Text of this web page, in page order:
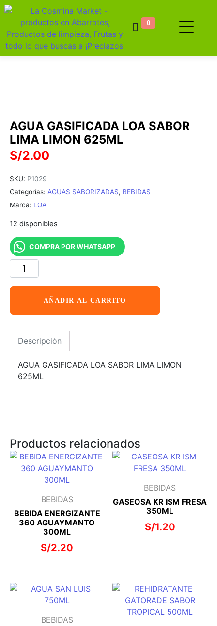
0
AGUA GASIFICADA LOA SABOR
LIMA LIMON 625ML
S/2.00
SKU: P1029
Categorías: AGUAS SABORIZADAS, BEBIDAS
Marca: LOA
12 disponibles
COMPRA POR WHATSAPP
AÑADIR AL CARRITO
Descripción
AGUA GASIFICADA LOA SABOR LIMA LIMON
625ML
Productos relacionados
BEBIDAS
BEBIDA ENERGIZANTE
360 AGUAYMANTO
300ML
S/2.20
BEBIDAS
GASEOSA KR ISM FRESA
350ML
S/1.20
BEBIDAS